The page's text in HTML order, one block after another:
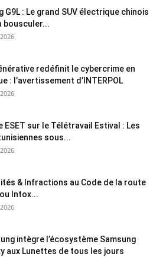
G9L : Le grand SUV électrique chinois
bousculer...
redéfinit le cybercrime en
: l’avertissement d’INTERPOL
ESET sur le Télétravail Estival : Les
sous...
& Infractions au Code de la route
Intox...
intègre l’écosystème Samsung
aux Lunettes de tous les jours